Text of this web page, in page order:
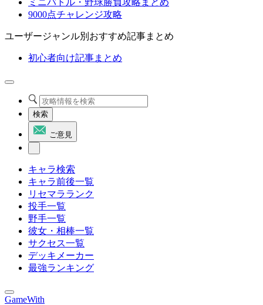
ミニバトル・野球勝負攻略まとめ
9000点チャレンジ攻略
ユーザージャンル別おすすめ記事まとめ
初心者向け記事まとめ
検索
ご意見
キャラ検索
キャラ前後一覧
リセマラランク
投手一覧
野手一覧
彼女・相棒一覧
サクセス一覧
デッキメーカー
最強ランキング
GameWith